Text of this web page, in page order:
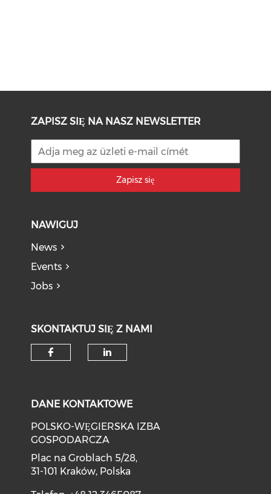
ZAPISZ SIĘ NA NASZ NEWSLETTER
Zapisz się
NAWIGUJ
News
Events
Jobs
SKONTAKTUJ SIĘ Z NAMI
DANE KONTAKTOWE
POLSKO-WĘGIERSKA IZBA
GOSPODARCZA
Plac na Groblach 5/28,
31-101 Kraków, Polska